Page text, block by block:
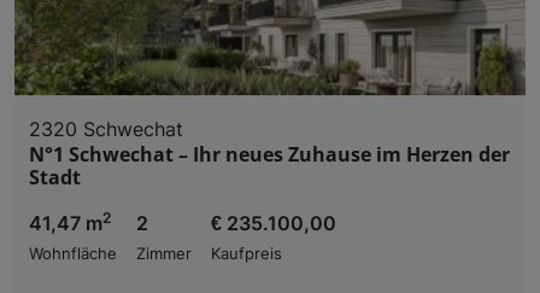
2320 Schwechat
N°1 Schwechat – Ihr neues Zuhause im Herzen der
Stadt
41,47 m2
Wohnfläche
2
Zimmer
€ 235.100,00
Kaufpreis